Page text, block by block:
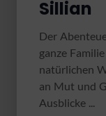
Sillian
Der
ganze
natürlichen
an Mut und
Ausblicke ...